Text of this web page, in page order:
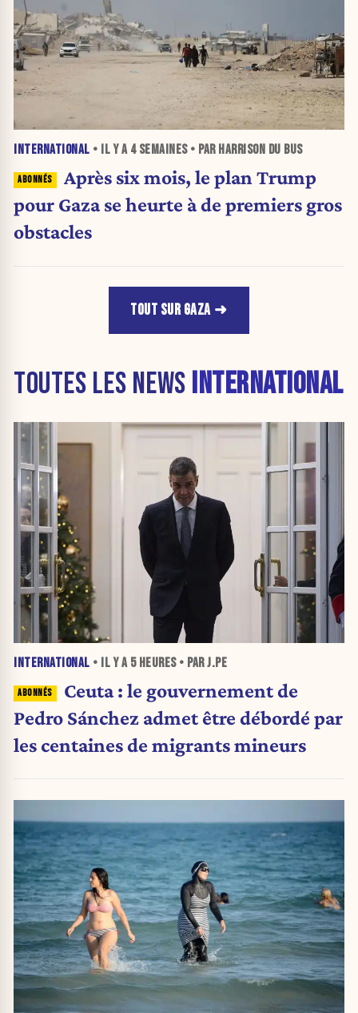
INTERNATIONAL • IL Y A 4 SEMAINES• PAR HARRISON DU BUS
Après six mois, le plan Trump
pour Gaza se heurte à de premiers gros
obstacles
TOUT SUR GAZA
TOUTES LES NEWS INTERNATIONAL
INTERNATIONAL • IL Y A 5 HEURES• PAR J.PE
Ceuta : le gouvernement de
Pedro Sánchez admet être débordé par
les centaines de migrants mineurs